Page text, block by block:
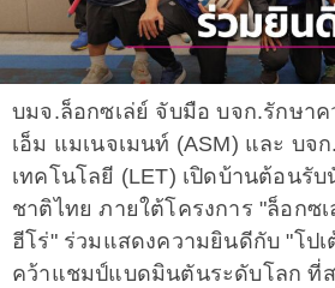
บมจ.ล็อกซเล่ย์ จับมือ บจก.รักษาค
เอ็ม แมเนจเมนท์ (ASM) และ บจ
เทคโนโลยี (LET) เปิดบ้านต้อนรั
ชาติไทย ภายใต้โครงการ "ล็อกซเ
ฮีโร่" ร่วมแสดงความยินดีกับ "โป
คว้าแชมป์แบดมินตันระดับโลก ที่